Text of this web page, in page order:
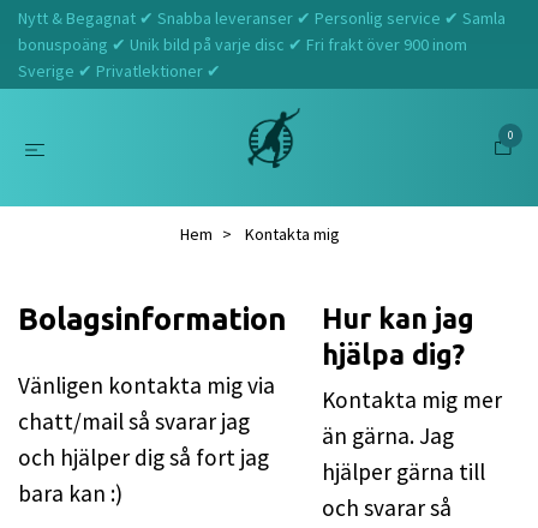
Nytt & Begagnat ✔ Snabba leveranser ✔ Personlig service ✔ Samla
bonuspoäng ✔ Unik bild på varje disc ✔ Fri frakt över 900 inom
Sverige ✔ Privatlektioner ✔
0
Hem Kontakta mig
Bolagsinformation
Vänligen kontakta mig via
chatt/mail så svarar jag
och hjälper dig så fort jag
bara kan :)
Hur kan jag
hjälpa dig?
Kontakta mig mer
än gärna. Jag
hjälper gärna till
och svarar så